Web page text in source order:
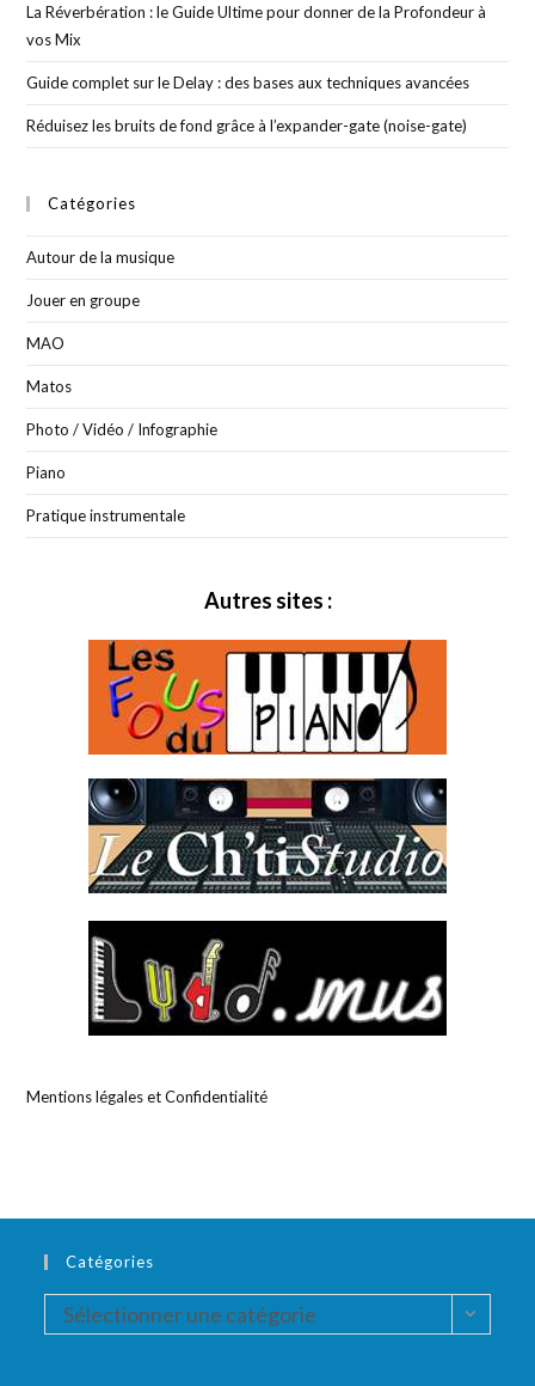
La Réverbération : le Guide Ultime pour donner de la Profondeur à
vos Mix
Guide complet sur le Delay : des bases aux techniques avancées
Réduisez les bruits de fond grâce à l’expander-gate (noise-gate)
Catégories
Autour de la musique
Jouer en groupe
MAO
Matos
Photo / Vidéo / Infographie
Piano
Pratique instrumentale
Autres sites :
Mentions légales et Confidentialité
Catégories
Catégories
Sélectionner une catégorie